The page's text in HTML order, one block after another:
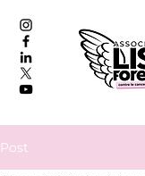
Post